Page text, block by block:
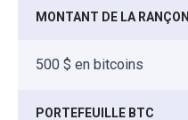
MONTANT DE LA RANÇON
500 $ en bitcoins
PORTEFEUILLE BTC